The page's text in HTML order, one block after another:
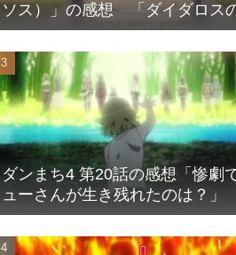
ソス）」の感想 「ダイダロス
いが子孫を狂わす」
ダンまち4 第20話の感想「惨劇
ューさんが生き残れたのは？」